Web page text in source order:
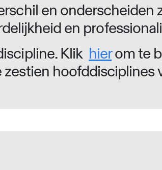
en onderscheiden
en
Klik hierom te
zestien hoofddisciplines